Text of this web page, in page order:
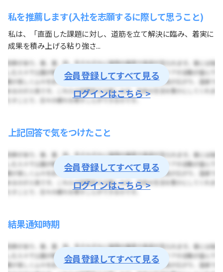
私を推薦します(入社を志願するに際して思うこと)
私は、「直面した課題に対し、道筋を立て解決に臨み、着実に
成果を積み上げる粘り強さ...
会員登録してすべて見る
ログインはこちら >
上記回答で気をつけたこと
会員登録してすべて見る
ログインはこちら >
結果通知時期
会員登録してすべて見る